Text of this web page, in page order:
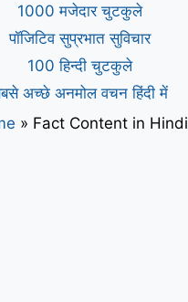
1000 मजेदार चुटकुले
पॉजिटिव सुप्रभात सुविचार
100 हिन्दी चुटकुले
अच्छे अनमोल वचन हिंदी में
» Fact Content in Hindi